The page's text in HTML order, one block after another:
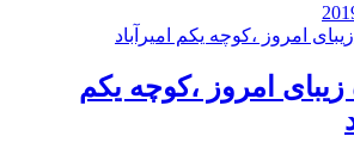
امروز ،کوچه یکم